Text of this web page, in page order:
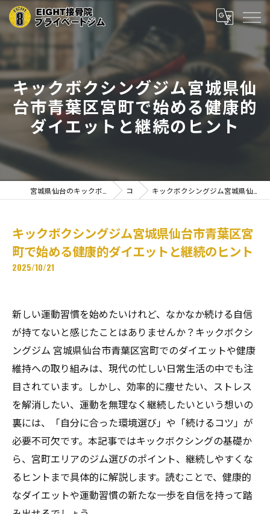
キックボクシングジム宮城県仙
台市青葉区宮町で始める健康的
ダイエットと継続のヒント
コラム キックボクシングジム宮城県仙台市青葉区宮町で始める健康的ダイエットと継続のヒント
キックボクシングジム宮城県仙台市青葉区宮
町で始める健康的ダイエットと継続のヒント
2025/10/21
新しい運動習慣を始めたいけれど、なかなか続ける自信
が持てないと感じたことはありませんか？キックボクシ
ングジム 宮城県仙台市青葉区宮町でのダイエットや健康
維持への取り組みは、現代の忙しい日常生活の中でも注
目されています。しかし、効率的に痩せたい、ストレス
を解消したい、運動を無理なく継続したいという想いの
裏には、「自分に合った環境選び」や「続けるコツ」が
必要不可欠です。本記事ではキックボクシングの基礎か
ら、宮町エリアのジム選びのポイント、継続しやすくな
るヒントまで具体的に解説します。読むことで、健康的
なダイエットや運動習慣の新たな一歩を自信を持って踏